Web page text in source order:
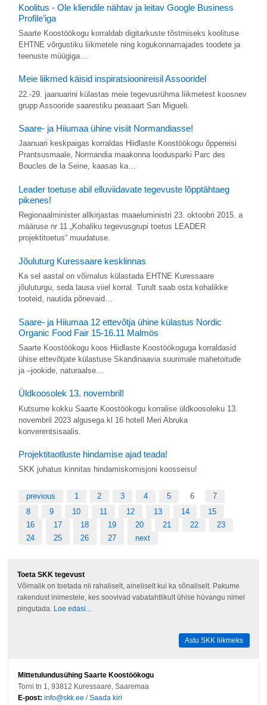
Koolitus - Ole kliendile nähtav ja leitav Google Business
Profile’iga
Saarte Koostöökogu korraldab digitarkuste tõstmiseks koolituse
EHTNE võrgustiku liikmetele ning kogukonnamajades toodete ja
teenuste müügiga…
Meie liikmed käisid inspiratsioonireisil Assooridel
22.-29. jaanuarini külastas meie tegevusrühma liikmetest koosnev
grupp Assooride saarestiku peasaart San Migueli.
Saare- ja Hiiumaa ühine visiit Normandiasse!
Jaanuari keskpaigas korraldas Hiidlaste Koostöökogu õppereisi
Prantsusmaale, Normandia maakonna loodusparki Parc des
Boucles de la Seine, kaasas ka…
Leader toetuse abil elluviidavate tegevuste lõpptähtaeg
pikenes!
Regionaalminister allkirjastas maaeluministri 23. oktoobri 2015. a
määruse nr 11 „Kohaliku tegevusgrupi toetus LEADER
projektitoetus“ muudatuse.
Jõuluturg Kuressaare kesklinnas
Ka sel aastal on võimalus külastada EHTNE Kuressaare
jõuluturgu, seda lausa viiel korral. Turult saab osta kohalikke
tooteid, nautida põnevaid…
Saare- ja Hiiumaa 12 ettevõtja ühine külastus Nordic
Organic Food Fair 15-16.11 Malmös
Saarte Koostöökogu koos Hiidlaste Koostöökoguga korraldasid
ühise ettevõtjate külastuse Skandinaavia suurimale mahetoitude
ja –jookide, naturaalse…
Üldkoosolek 13. novembril!
Kutsume kokku Saarte Koostöökogu korralise üldkoosoleku 13.
novembril 2023 algusega kl 16 hotell Meri Abruka
konverentsisaalis.
Projektitaotluste hindamise ajad teada!
SKK juhatus kinnitas hindamiskomisjoni koosseisu!
previous 1 2 3 4 5 6
7
8
9 10 11 12 13 14
15
16
17 18 19 20 21 22
23
24
25 26 27 next
Toeta SKK tegevust
Võimalik on toetada nii rahaliselt, aineliselt kui ka sõnaliselt. Pakume
rakendust inimestele, kes soovivad vabatahtlikult ühise hüvangu nimel
pingutada. Loe edasi...
Astu SKK liikmeks
Mittetulundusühing Saarte Koostöökogu
Torni tn 1, 93812 Kuressaare, Saaremaa
E-post: info@skk.ee / Saada kiri